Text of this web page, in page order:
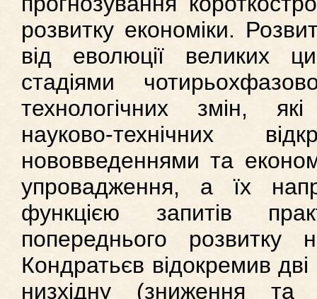
розвитку економіки.
від еволюції великих
стадіями
технологічних змін,
науково-технічних
нововведеннями та
упровадження, а їх
функцією запитів
попереднього
Кондратьєв відокремив
низхідну (зниження та